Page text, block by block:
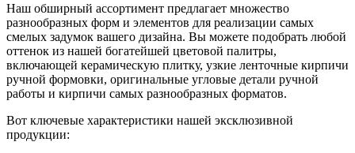
Наш обширный ассортимент предлагает множество
разнообразных форм и элементов для реализации самых
смелых задумок вашего дизайна. Вы можете подобрать любой
оттенок из нашей богатейшей цветовой палитры,
включающей керамическую плитку, узкие ленточные кирпичи
ручной формовки, оригинальные угловые детали ручной
работы и кирпичи самых разнообразных форматов.
Вот ключевые характеристики нашей эксклюзивной
продукции: